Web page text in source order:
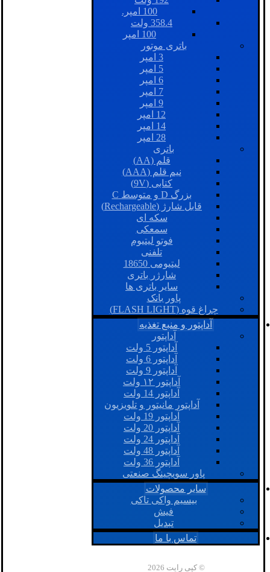
100 امپر.
358.4 ولت
100 امپر
باتری موتور
3 امپر
5 امپر
6 امپر
7 امپر
9 امپر
12 امپر
14 امپر
28 امپر
باتری
قلم (AA)
نیم قلم (AAA)
کتابی (9V)
بزرگ D و متوسط C
قابل شارژ (Rechargeable)
سکه ای
سمعکی
فوتو لیتیوم
تلفنی
لیتیومی 18650
شارژر باتری
سایر باتری ها
پاور بانک
چراغ قوه (FLASH LIGHT)
آداپتور و منبع تغذیه
آداپتور
آداپتور 5 ولت
آداپتور 6 ولت
آداپتور 9 ولت
آداپتور ۱۲ ولت
آداپتور 14 ولت
آداپتور مانیتور و تلویزیون
آداپتور 19 ولت
آداپتور 20 ولت
آداپتور 24 ولت
آداپتور 48 ولت
آداپتور 36 ولت
پاور سویچینگ صنعتی
سایر محصولات
بیسیم واکی تاکی
فیش
تبدیل
تماس با ما
© کپی رایت 2026